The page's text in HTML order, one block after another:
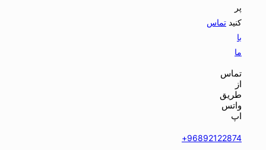
پر
کنید تماس
با
ما
تماس
از
طریق
واتس
اپ
96892122874+